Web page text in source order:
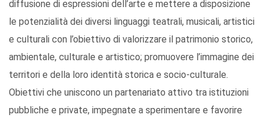
diffusione di espressioni dell’arte e mettere a disposizione
le potenzialità dei diversi linguaggi teatrali, musicali, artistici
e culturali con l’obiettivo di valorizzare il patrimonio storico,
ambientale, culturale e artistico; promuovere l’immagine dei
territori e della loro identità storica e socio-culturale.
Obiettivi che uniscono un partenariato attivo tra istituzioni
pubbliche e private, impegnate a sperimentare e favorire